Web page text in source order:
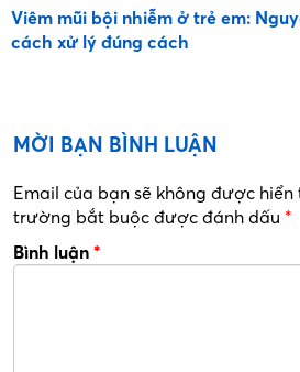
Viêm mũi bội nhiễm ở trẻ em:
cách xử lý đúng cách
MỜI BẠN BÌNH LUẬN
Email của bạn sẽ không được hiển
trường bắt buộc được đánh dấu *
Bình luận *